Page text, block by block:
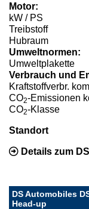
Motor:
kW / PS
Treibstoff
Hubraum
Umweltnormen:
Umweltplakette
Verbrauch und
Kraftstoffverbr.
CO2-Emissionen
CO2-Klasse
Standort
Details zum
DS Automobiles
Head-up